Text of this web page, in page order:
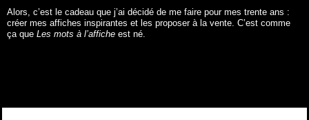
Alors, c’est le cadeau que j’ai décidé de me faire pour mes trente ans :
créer mes affiches inspirantes et les proposer à la vente. C’est comme
ça que Les mots à l’affiche est né.